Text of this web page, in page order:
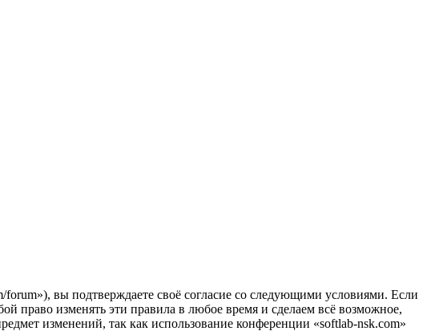
вы подтверждаете своё согласие со следующими условиями. Если
право изменять эти правила в любое время и сделаем всё возможное,
изменений, так как использование конференции «softlab-nsk.com»